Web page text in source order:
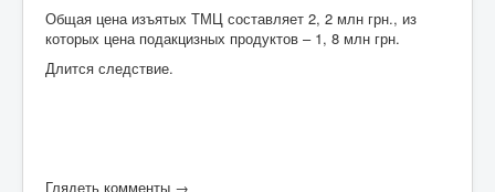
Общая цена изъятых ТМЦ составляет 2, 2 млн грн., из
которых цена подакцизных продуктов – 1, 8 млн грн.
Длится следствие.
Глядеть комменты →